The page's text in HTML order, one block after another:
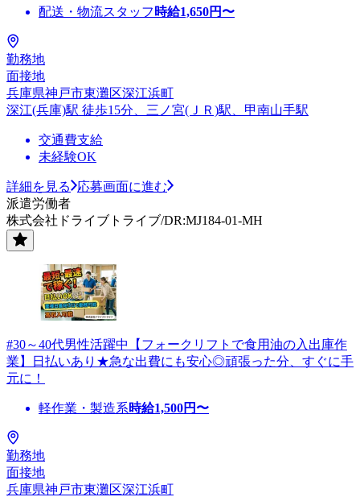
配送・物流スタッフ 時給1,650円〜
勤務地
面接地
兵庫県神戸市東灘区深江浜町
深江(兵庫)駅 徒歩15分、三ノ宮(ＪＲ)駅、甲南山手駅
交通費支給
未経験OK
詳細を見る
応募画面に進む
派遣労働者
株式会社ドライブトライブ/DR:MJ184-01-MH
#30～40代男性活躍中【フォークリフトで食用油の入出庫作
業】日払いあり★急な出費にも安心◎頑張った分、すぐに手
元に！
軽作業・製造系時給1,500円〜
勤務地
面接地
兵庫県神戸市東灘区深江浜町